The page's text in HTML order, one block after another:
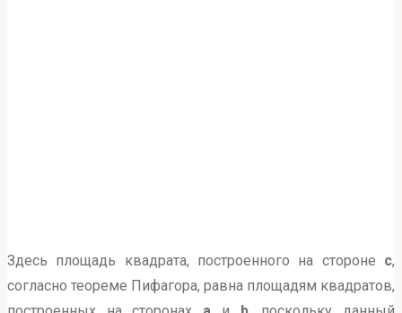
Здесь площадь квадрата, построенного на стороне с,
согласно теореме Пифагора, равна площадям квадратов,